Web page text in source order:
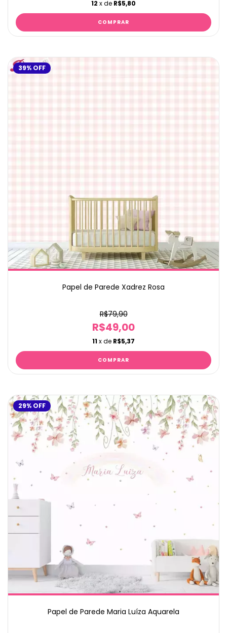
12 x de R$5,80
39% OFF
Papel de Parede Xadrez Rosa
R$79,90
R$49,00
11x de R$5,37
29% OFF
Papel de Parede Maria Luíza Aquarela